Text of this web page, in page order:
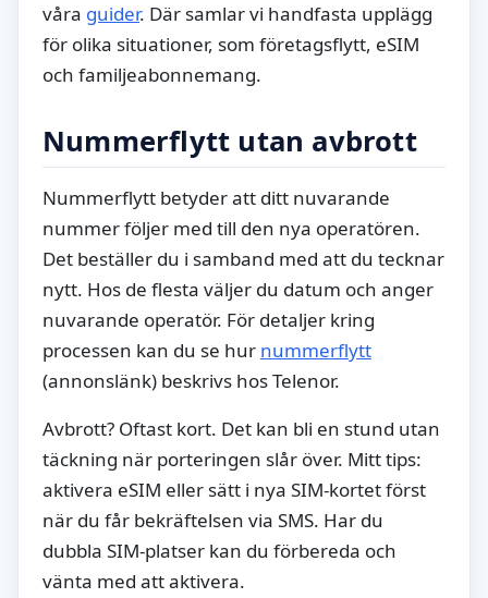
våra guider. Där samlar vi handfasta upplägg
för olika situationer, som företagsflytt, eSIM
och familjeabonnemang.
Nummerflytt utan avbrott
Nummerflytt betyder att ditt nuvarande
nummer följer med till den nya operatören.
Det beställer du i samband med att du tecknar
nytt. Hos de flesta väljer du datum och anger
nuvarande operatör. För detaljer kring
processen kan du se hur nummerflytt
(annonslänk) beskrivs hos Telenor.
Avbrott? Oftast kort. Det kan bli en stund utan
täckning när porteringen slår över. Mitt tips:
aktivera eSIM eller sätt i nya SIM-kortet först
när du får bekräftelsen via SMS. Har du
dubbla SIM-platser kan du förbereda och
vänta med att aktivera.